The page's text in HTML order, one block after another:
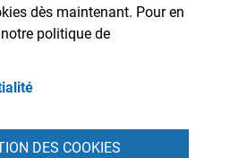
dès maintenant. Pour en
politique de
DES COOKIES
IntranetMentions légales